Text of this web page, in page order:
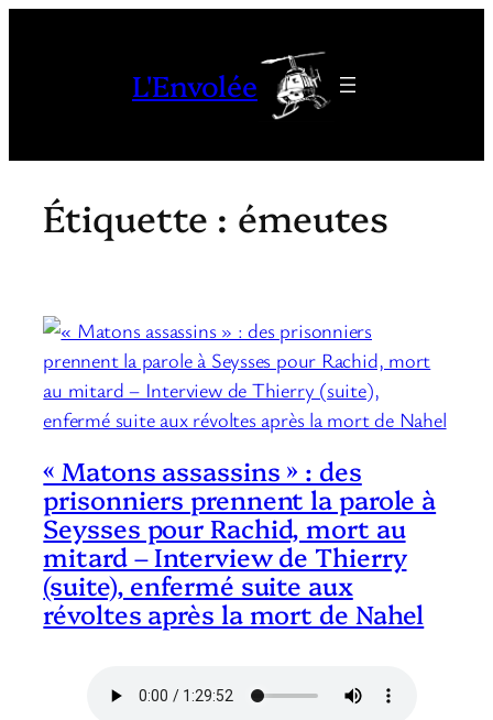
L'Envolée
Étiquette : émeutes
« Matons assassins » : des
prisonniers prennent la parole à
Seysses pour Rachid, mort au
mitard – Interview de Thierry
(suite), enfermé suite aux
révoltes après la mort de Nahel